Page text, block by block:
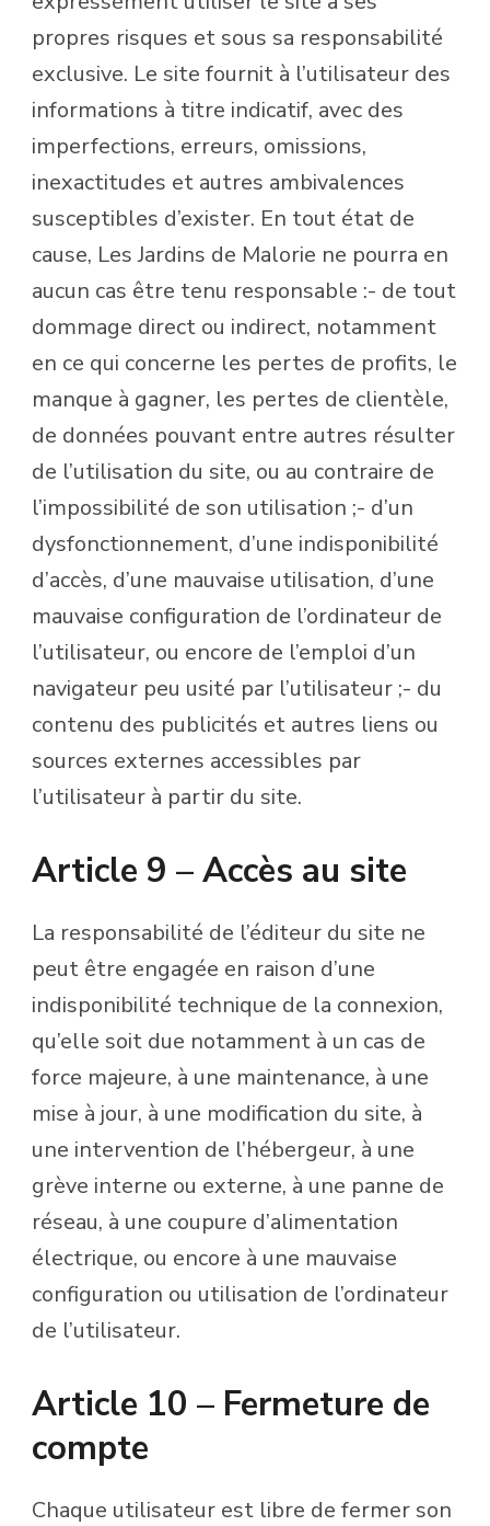
propres risques et sous sa responsabilité
exclusive. Le site fournit à l’utilisateur des
informations à titre indicatif, avec des
imperfections, erreurs, omissions,
inexactitudes et autres ambivalences
susceptibles d’exister. En tout état de
cause, Les Jardins de Malorie ne pourra en
aucun cas être tenu responsable :- de tout
dommage direct ou indirect, notamment
en ce qui concerne les pertes de profits, le
manque à gagner, les pertes de clientèle,
de données pouvant entre autres résulter
de l’utilisation du site, ou au contraire de
l’impossibilité de son utilisation ;- d’un
dysfonctionnement, d’une indisponibilité
d’accès, d’une mauvaise utilisation, d’une
mauvaise configuration de l’ordinateur de
l’utilisateur, ou encore de l’emploi d’un
navigateur peu usité par l’utilisateur ;- du
contenu des publicités et autres liens ou
sources externes accessibles par
l’utilisateur à partir du site.
Article 9 – Accès au site
La responsabilité de l’éditeur du site ne
peut être engagée en raison d’une
indisponibilité technique de la connexion,
qu’elle soit due notamment à un cas de
force majeure, à une maintenance, à une
mise à jour, à une modification du site, à
une intervention de l’hébergeur, à une
grève interne ou externe, à une panne de
réseau, à une coupure d’alimentation
électrique, ou encore à une mauvaise
configuration ou utilisation de l’ordinateur
de l’utilisateur.
Article 10 – Fermeture de
compte
Chaque utilisateur est libre de fermer son